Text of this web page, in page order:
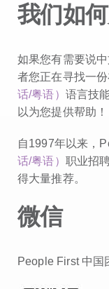
我们如
如果您有需要说
者您正在寻找一
话/粤语） 语言技
以为您提供帮助！
自1997年以来，
话/粤语） 职业招
得大量推荐。
微信
People First 中国